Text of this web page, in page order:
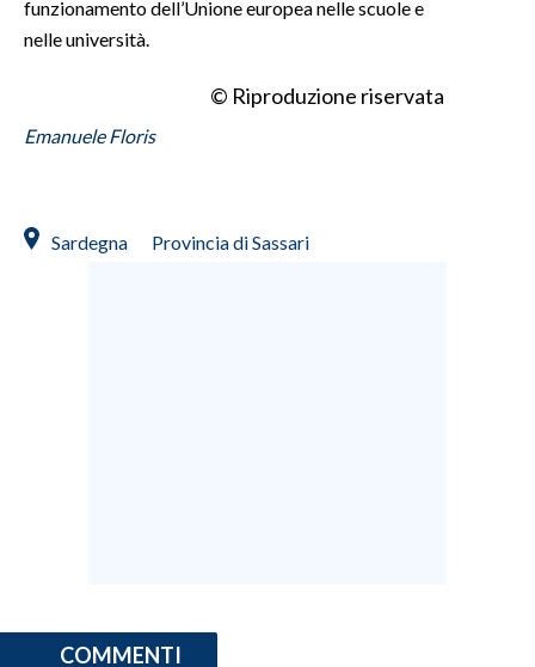
funzionamento dell’Unione europea nelle scuole e
nelle università.
© Riproduzione riservata
Emanuele Floris
Sardegna Provincia di Sassari
COMMENTI